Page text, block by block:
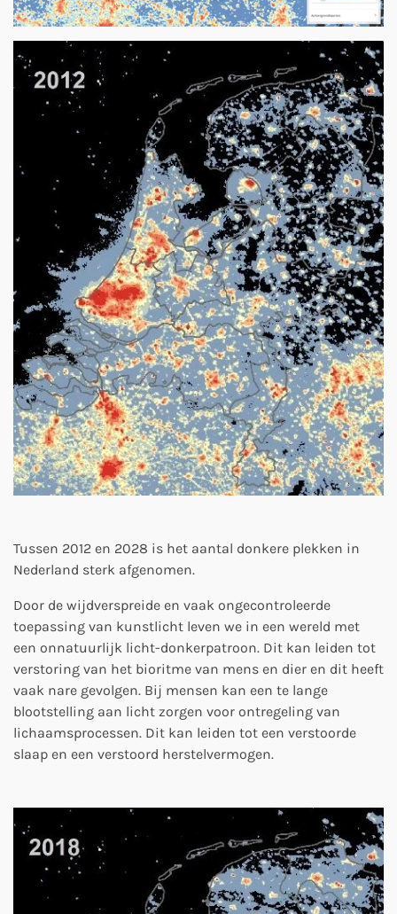
Tussen 2012 en 2028 is het aantal donkere plekken in
Nederland sterk afgenomen.
Door de wijdverspreide en vaak ongecontroleerde
toepassing van kunstlicht leven we in een wereld met
een onnatuurlijk licht-donkerpatroon. Dit kan leiden tot
verstoring van het bioritme van mens en dier en dit heeft
vaak nare gevolgen. Bij mensen kan een te lange
blootstelling aan licht zorgen voor ontregeling van
lichaamsprocessen. Dit kan leiden tot een verstoorde
slaap en een verstoord herstelvermogen.